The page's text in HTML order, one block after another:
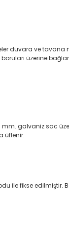
duvara ve
boruları üzerine
galvaniz sac
üflenir.
fikse edilmiştir.